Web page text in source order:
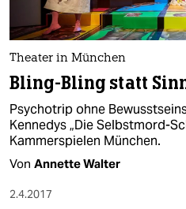
Theater in München
Bling-Bling statt
Psychotrip ohne
Kennedys „Die Selbstmord-
Kammerspielen München.
Von Annette Walter
2.4.2017